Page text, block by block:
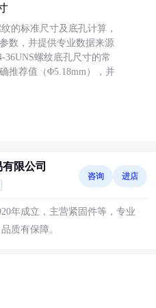
的标准尺寸及底孔计算，
数，并提供专业数据来源
36UNS螺纹底孔尺寸的常
推荐值（Φ5.18mm），并
限公司
咨询 进店
年成立，主营紧固件等，专业
质有保障。